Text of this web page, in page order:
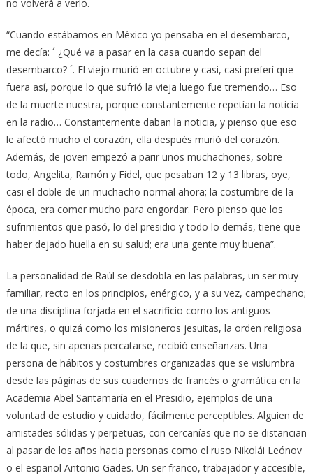
no volverá a verlo.
“Cuando estábamos en México yo pensaba en el desembarco,
me decía: ´ ¿Qué va a pasar en la casa cuando sepan del
desembarco? ´. El viejo murió en octubre y casi, casi preferí que
fuera así, porque lo que sufrió la vieja luego fue tremendo… Eso
de la muerte nuestra, porque constantemente repetían la noticia
en la radio… Constantemente daban la noticia, y pienso que eso
le afectó mucho el corazón, ella después murió del corazón.
Además, de joven empezó a parir unos muchachones, sobre
todo, Angelita, Ramón y Fidel, que pesaban 12 y 13 libras, oye,
casi el doble de un muchacho normal ahora; la costumbre de la
época, era comer mucho para engordar. Pero pienso que los
sufrimientos que pasó, lo del presidio y todo lo demás, tiene que
haber dejado huella en su salud; era una gente muy buena”.
La personalidad de Raúl se desdobla en las palabras, un ser muy
familiar, recto en los principios, enérgico, y a su vez, campechano;
de una disciplina forjada en el sacrificio como los antiguos
mártires, o quizá como los misioneros jesuitas, la orden religiosa
de la que, sin apenas percatarse, recibió enseñanzas. Una
persona de hábitos y costumbres organizadas que se vislumbra
desde las páginas de sus cuadernos de francés o gramática en la
Academia Abel Santamaría en el Presidio, ejemplos de una
voluntad de estudio y cuidado, fácilmente perceptibles. Alguien de
amistades sólidas y perpetuas, con cercanías que no se distancian
al pasar de los años hacia personas como el ruso Nikolái Leónov
o el español Antonio Gades. Un ser franco, trabajador y accesible,